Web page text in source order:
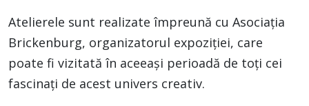
Atelierele sunt realizate împreună cu Asociația
Brickenburg, organizatorul expoziției, care
poate fi vizitată în aceeași perioadă de toți cei
fascinați de acest univers creativ.